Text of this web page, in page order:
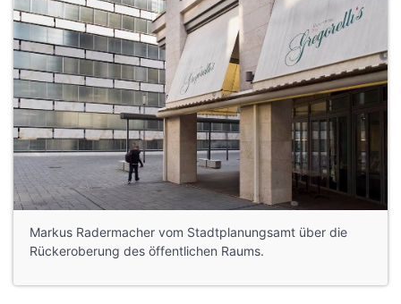
Markus Radermacher vom Stadtplanungsamt über die
Rückeroberung des öffentlichen Raums.